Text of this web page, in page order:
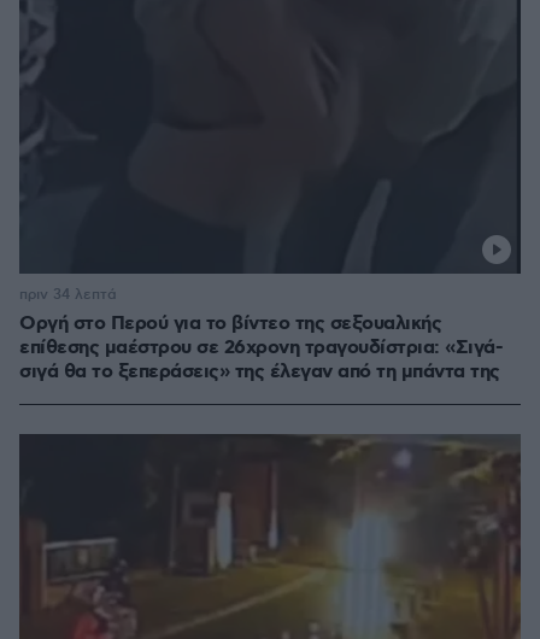
Οργή στο Περού για το βίντεο της σεξουαλικής
επίθεσης μαέστρου σε 26χρονη τραγουδίστρια: «Σιγά-
σιγά θα το ξεπεράσεις» της έλεγαν από τη μπάντα της
πριν 34 λεπτά